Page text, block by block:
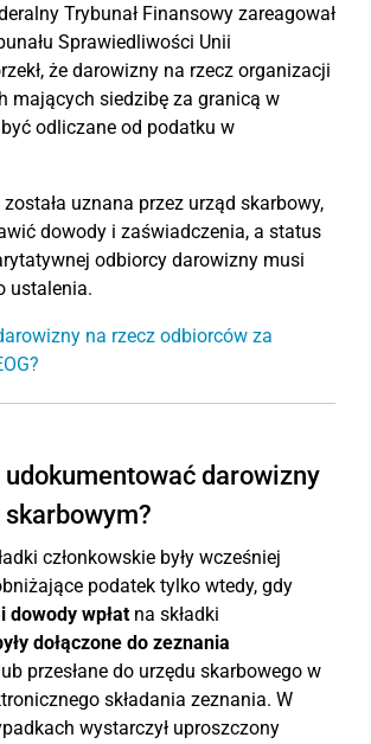
Trybunał Finansowy zareagował
Sprawiedliwości Unii
że darowizny na rzecz organizacji
mających siedzibę za granicą w
odliczane od podatku w
uznana przez urząd skarbowy,
dowody i zaświadczenia, a status
odbiorcy darowizny musi
ustalenia.
na rzecz odbiorców za
darowizny
członkowskie były wcześniej
podatek tylko wtedy, gdy
dowody wpłatna składki
dołączone do zeznania
przesłane do urzędu skarbowego w
składania zeznania. W
wystarczył uproszczony